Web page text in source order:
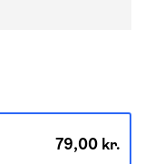
79,00 kr.